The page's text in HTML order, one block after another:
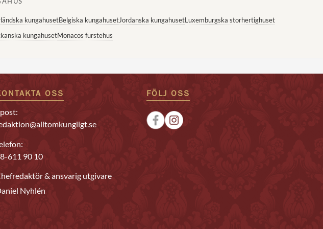
kungahusetBelgiska kungahusetJordanska kungahusetLuxemburgska storhertighuset
kungahusetMonacos furstehus
OSS
611 90 10
& ansvarig utgivare
Nyhlén
FÖLJ OSS